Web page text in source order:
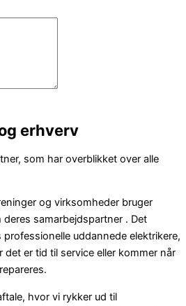
erhverv
som har overblikket over alle
og virksomheder bruger
samarbejdspartner . Det
uddannede elektrikere,
er tid til service eller kommer når
hvor vi rykker ud til